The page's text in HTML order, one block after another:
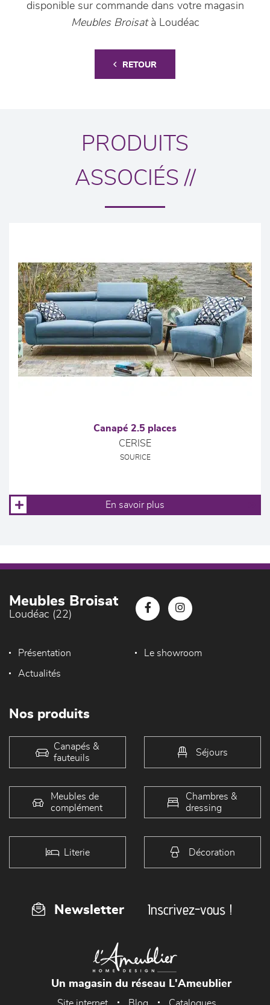
disponible sur commande dans votre magasin
Meubles Broisatà Loudéac
RETOUR
PRODUITS
ASSOCIÉS //
Canapé 2.5 places
CERISE
SOURICE
En savoir plus
Meubles Broisat
Loudéac (22)
Présentation Le showroom
Actualités
Nos produits
Canapés &
fauteuils
Séjours
Meubles de
complément
Chambres &
dressing
Literie Décoration
Newsletter Inscrivez-vous !
Un magasin du réseau L'Ameublier